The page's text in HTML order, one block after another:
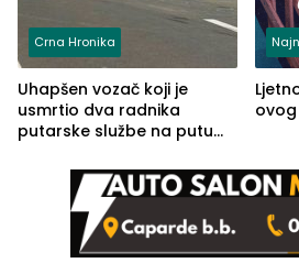
Crna Hronika
Uhapšen vozač koji je
usmrtio dva radnika
putarske službe na putu
(FOTO)